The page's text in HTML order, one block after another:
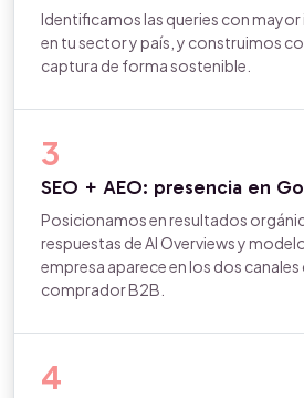
Identificamos las queries con
en tu sector y país, y construimos
captura de forma sostenible.
3
SEO + AEO: presencia en
Posicionamos en resultados
respuestas de AI Overviews y
empresa aparece en los dos
comprador B2B.
4